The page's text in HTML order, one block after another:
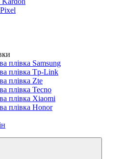
плівка Samsung
плівка Tp-Link
плівка Zte
плівка Tecno
плівка Xiaomi
плівка Honor